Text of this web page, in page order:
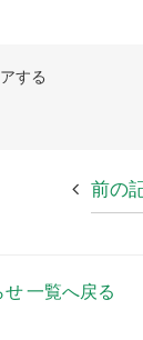
する
前の
一覧へ戻る